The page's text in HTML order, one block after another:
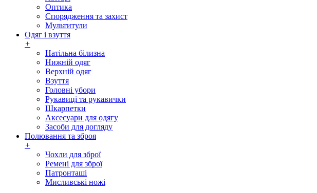
Оптика
Спорядження та захист
Мультитули
Одяг і взуття
+
Натільна білизна
Нижній одяг
Верхній одяг
Взуття
Головні убори
Рукавиці та рукавички
Шкарпетки
Аксесуари для одягу
Засоби для догляду
Полювання та зброя
+
Чохли для зброї
Ремені для зброї
Патронташі
Мисливські ножі